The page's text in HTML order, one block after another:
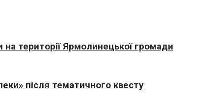
на території Ярмолинецької громади
після тематичного квесту